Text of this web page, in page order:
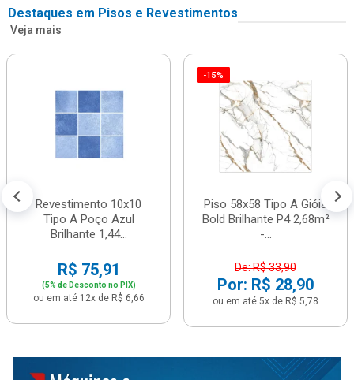
Destaques em Pisos e Revestimentos
Veja mais
Revestimento 10x10
Tipo A Poço Azul
Brilhante 1,44...
R$ 75,91
(5% de Desconto no PIX)
ou em até 12x de R$ 6,66
-15%
Piso 58x58 Tipo A Gióia
Bold Brilhante P4 2,68m²
-...
De: R$ 33,90
Por: R$ 28,90
ou em até 5x de R$ 5,78